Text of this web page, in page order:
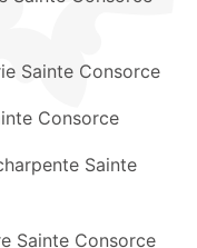
Sainte Consorce
Consorce
Sainte
Sainte Consorce